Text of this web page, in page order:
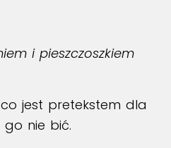
i pieszczoszkiem
jest pretekstem dla
go nie bić.